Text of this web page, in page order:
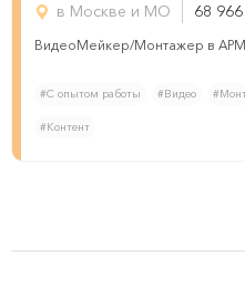
в Москве и МО
68
ВидеоМейкер/Монтажер в
#С опытом работы #Видео
#Контент